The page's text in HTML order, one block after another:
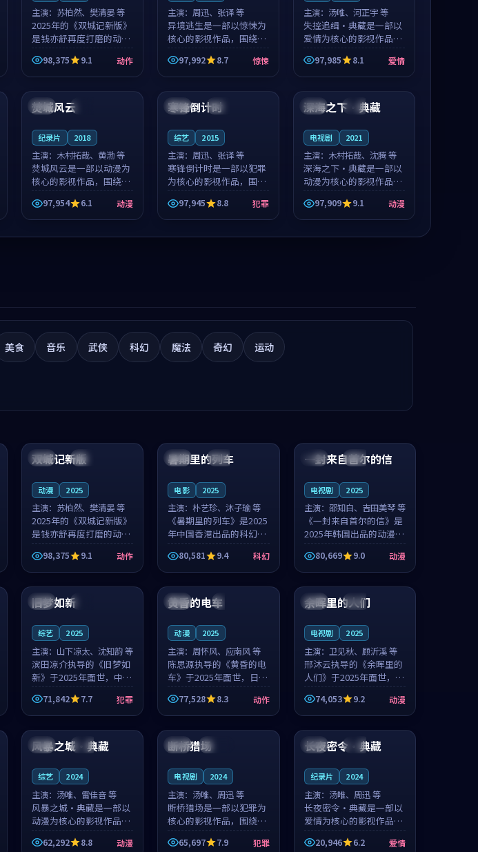
主演： 苏柏然、樊清晏 等
2025年的《双城记新版》
是钱亦舒再度打磨的动作
佳作。中国大陆的取景与
沙漠探险的氛围相互成
就，苏柏然与樊清晏的对
片在悬念与...
98,375 9.1 动作
主演： 周迅、张译 等
异境逃生是一部以惊悚为
核心的影视作品，围绕危
机、反转与人物成长展
开，整体节奏紧凑，值得
推荐观看。
97,992 8.7 惊悚
主演： 汤唯、河正宇 等
失控追缉·典藏是一部以
爱情为核心的影视作品，
围绕危机、反转与人物成
长展开，整体节奏紧凑，
值得推荐观看。
97,985 8.1 爱情
韩国
99:37
焚城风云
纪录片 2018
主演： 木村拓哉、黄渤 等
焚城风云是一部以动漫为
核心的影视作品，围绕危
机、反转与人物成长展
开，整体节奏紧凑，值得
推荐观看。
97,954 6.1 动漫
中国 院线
99:21
寒锋倒计时
综艺 2015
主演： 周迅、张译 等
寒锋倒计时是一部以犯罪
为核心的影视作品，围绕
危机、反转与人物成长展
开，整体节奏紧凑，值得
推荐观看。
97,945 8.8 犯罪
美国 高分
99:25
深海之下·典藏
电视剧 2021
主演： 木村拓哉、沈腾 等
深海之下·典藏是一部以
动漫为核心的影视作品，
围绕危机、反转与人物成
长展开，整体节奏紧凑，
值得推荐观看。
97,909 9.1 动漫
美食 音乐 武侠 科幻 魔法 奇幻 运动
中国 独播
双城记新版
动漫 2025
主演： 苏柏然、樊清晏 等
2025年的《双城记新版》
是钱亦舒再度打磨的动作
佳作。中国大陆的取景与
沙漠探险的氛围相互成
就，苏柏然与樊清晏的对
手戏自然克制，让整部影
片在悬念与...
98,375 9.1 动作
中国 杜比
暑期里的列车
电影 2025
主演：朴艺珍、沐子瑜 等
《暑期里的列车》是2025
年中国香港出品的科幻新
作，主创团队希望用城市
夜归人的故事让观众停下
来想一想。朴艺珍领衔，
沐子瑜担任重要角色，郑
书延的叙...
80,581 9.4 科幻
韩国 热播
一封来自首尔的信
电视剧 2025
主演： 邵知白、吉田美琴 等
《一封来自首尔的信》是
2025年韩国出品的动漫新
作，主创团队希望用高考
往事的故事让观众停下来
想一想。邵知白领衔，吉
田美琴担任重要角色，谢
承南的叙...
80,669 9.0 动漫
中国
99:08
旧梦如新
综艺 2025
主演： 山下凉太、沈知韵 等
滨田凉介执导的《旧梦如
新》于2025年面世，中国
台湾的城市气质与异国相
遇的人物心境共同构筑了
影片基调。山下凉太、沈
知韵用细腻的表演撑起整
部犯罪电...
71,842 7.7 犯罪
日本 4K
99:20
黄昏的电车
动漫 2025
主演：周怀风、应南风 等
陈思源执导的《黄昏的电
车》于2025年面世，日本
的城市气质与渔村故事的
人物心境共同构筑了影片
基调。周怀风、应南风用
细腻的表演撑起整部动作
电影，剧...
77,528 8.3 动作
泰国 完结
99:56
余晖里的人们
电视剧 2025
主演： 卫见秋、顾沂溪 等
邢沐云执导的《余晖里的
人们》于2025年面世，泰
国的城市气质与小镇生活
的人物心境共同构筑了影
片基调。卫见秋、顾沂溪
用细腻的表演撑起整部动
漫电影，...
74,053 9.2 动漫
中国 高分
99:57
风暴之城·典藏
综艺 2024
主演： 汤唯、雷佳音 等
风暴之城·典藏是一部以
动漫为核心的影视作品，
围绕危机、反转与人物成
长展开，整体节奏紧凑，
62,292 8.8 动漫
中国 连载中
99:05
断桥猎场
电视剧 2024
主演： 汤唯、周迅 等
断桥猎场是一部以犯罪为
核心的影视作品，围绕危
机、反转与人物成长展
开，整体节奏紧凑，值得
65,697 7.9 犯罪
韩国 独播
99:11
长夜密令·典藏
纪录片 2024
主演： 汤唯、周迅 等
长夜密令·典藏是一部以
爱情为核心的影视作品，
围绕危机、反转与人物成
长展开，整体节奏紧凑，
20,946 6.2 爱情